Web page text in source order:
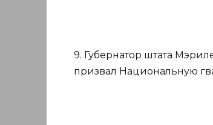
9. Губернатор штата
призвал Национальную